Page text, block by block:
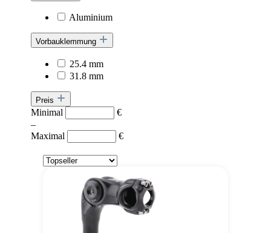
Aluminium
Vorbauklemmung
25.4 mm
31.8 mm
Preis
Minimal
€
–
Maximal
€